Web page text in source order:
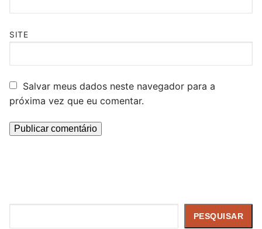
SITE
Salvar meus dados neste navegador para a
próxima vez que eu comentar.
PESQUISAR